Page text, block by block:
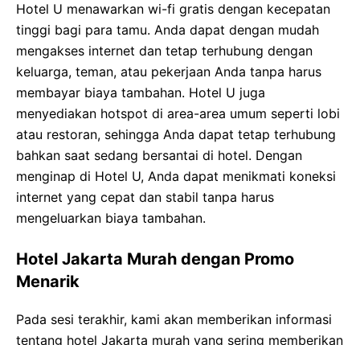
Hotel U menawarkan wi-fi gratis dengan kecepatan
tinggi bagi para tamu. Anda dapat dengan mudah
mengakses internet dan tetap terhubung dengan
keluarga, teman, atau pekerjaan Anda tanpa harus
membayar biaya tambahan. Hotel U juga
menyediakan hotspot di area-area umum seperti lobi
atau restoran, sehingga Anda dapat tetap terhubung
bahkan saat sedang bersantai di hotel. Dengan
menginap di Hotel U, Anda dapat menikmati koneksi
internet yang cepat dan stabil tanpa harus
mengeluarkan biaya tambahan.
Hotel Jakarta Murah dengan Promo
Menarik
Pada sesi terakhir, kami akan memberikan informasi
tentang hotel Jakarta murah yang sering memberikan